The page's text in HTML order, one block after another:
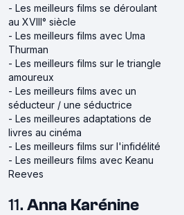
- Les meilleurs films se déroulant
au XVIII° siècle
- Les meilleurs films avec Uma
Thurman
- Les meilleurs films sur le triangle
amoureux
- Les meilleurs films avec un
séducteur / une séductrice
- Les meilleures adaptations de
livres au cinéma
- Les meilleurs films sur l'infidélité
- Les meilleurs films avec Keanu
Reeves
11. Anna Karénine